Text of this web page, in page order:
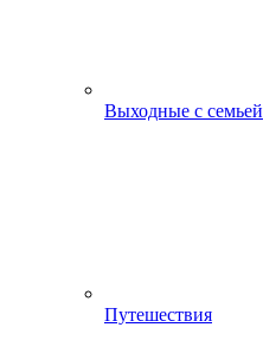
Выходные с семьей
Путешествия